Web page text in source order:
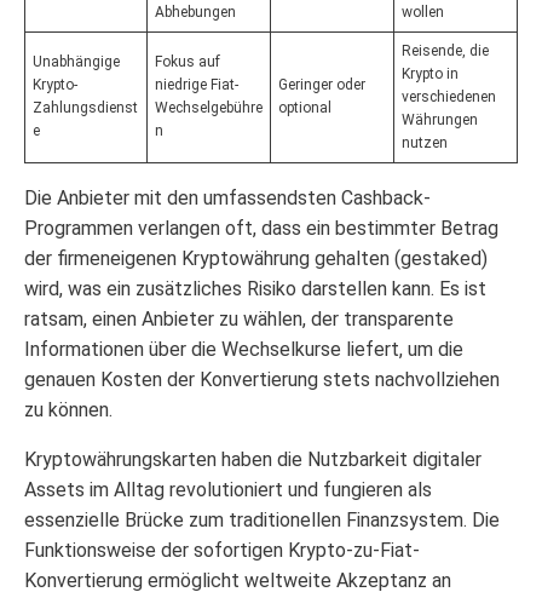
Abhebungen
wollen
Unabhängige
Krypto-
Zahlungsdienst
e
Fokus auf
niedrige Fiat-
Wechselgebühre
n
Geringer oder
optional
Reisende, die
Krypto in
verschiedenen
Währungen
nutzen
Die Anbieter mit den umfassendsten Cashback-
Programmen verlangen oft, dass ein bestimmter Betrag
der firmeneigenen Kryptowährung gehalten (gestaked)
wird, was ein zusätzliches Risiko darstellen kann. Es ist
ratsam, einen Anbieter zu wählen, der transparente
Informationen über die Wechselkurse liefert, um die
genauen Kosten der Konvertierung stets nachvollziehen
zu können.
Kryptowährungskarten haben die Nutzbarkeit digitaler
Assets im Alltag revolutioniert und fungieren als
essenzielle Brücke zum traditionellen Finanzsystem. Die
Funktionsweise der sofortigen Krypto-zu-Fiat-
Konvertierung ermöglicht weltweite Akzeptanz an